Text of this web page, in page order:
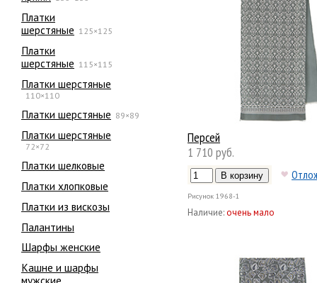
Платки
шерстяные 125×125
Платки
шерстяные 115×115
Платки шерстяные
110×110
Платки шерстяные 89×89
Платки шерстяные
72×72
Платки шелковые
Платки хлопковые
Платки из вискозы
Палантины
Шарфы женские
Кашне и шарфы
Персей
1 710 руб.
Рисунок 1968-1
Наличие:очень мало